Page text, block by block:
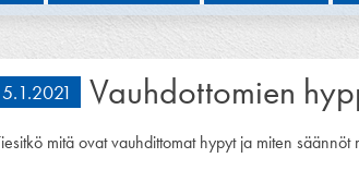
5.1.2021 Vauhdottomien
mitä ovat vauhdittomat hypyt ja miten säännöt